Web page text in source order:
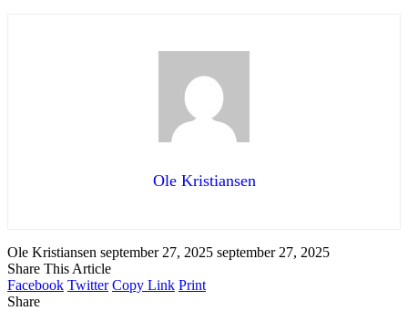
Ole Kristiansen
Ole Kristiansen september 27, 2025 september 27, 2025
Share This Article
Facebook Twitter Copy Link Print
Share